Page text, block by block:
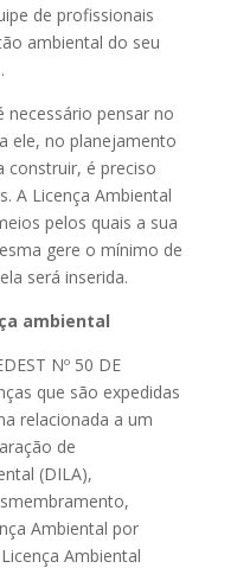
de profissionais
ambiental do seu
necessário pensar no
ele, no planejamento
construir, é preciso
A Licença Ambiental
pelos quais a sua
gere o mínimo de
será inserida.
ambiental
Nº 50 DE
que são expedidas
relacionada a um
de
(DILA),
Ambiental por
Ambiental